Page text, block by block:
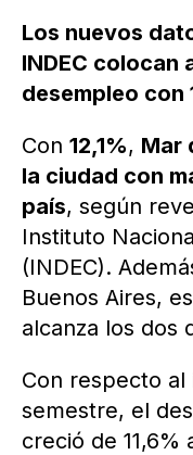
Los nuevos
INDEC colocan
desempleo con
Con 12,1%, Mar
la ciudad con
país, según
Instituto
(INDEC).
Buenos Aires,
alcanza los dos
Con respecto
semestre, el
creció de 11,6%